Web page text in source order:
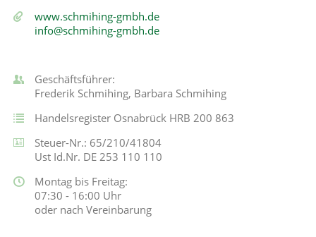
www.schmihing-gmbh.de
info@schmihing-gmbh.de
Geschäftsführer:
Frederik Schmihing, Barbara Schmihing
Handelsregister Osnabrück HRB 200 863
Steuer-Nr.: 65/210/41804
Ust Id.Nr. DE 253 110 110
Montag bis Freitag:
07:30 - 16:00 Uhr
oder nach Vereinbarung